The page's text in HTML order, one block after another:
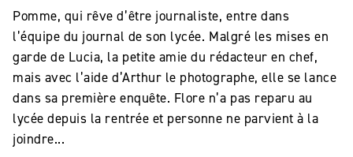
Pomme, qui rêve d’être journaliste, entre dans
l’équipe du journal de son lycée. Malgré les mises en
garde de Lucia, la petite amie du rédacteur en chef,
mais avec l’aide d’Arthur le photographe, elle se lance
dans sa première enquête. Flore n’a pas reparu au
lycée depuis la rentrée et personne ne parvient à la
joindre...